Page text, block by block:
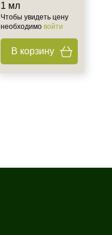
1 мл
Чтобы увидеть цену
необходимо войти
В корзину